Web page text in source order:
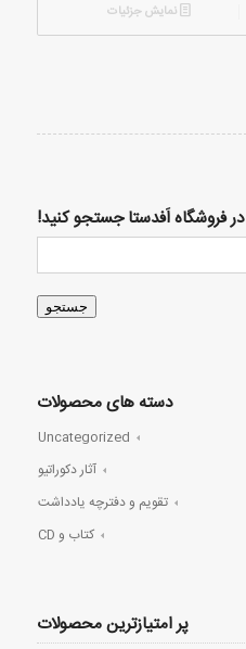
نمایش جزئیات
در فروشگاه اَفدستا جستجو کنید!
جستجو
دسته های محصولات
Uncategorized
آثار دکوراتیو
تقویم و دفترچه یادداشت
کتاب و CD
پر امتیازترین محصولات